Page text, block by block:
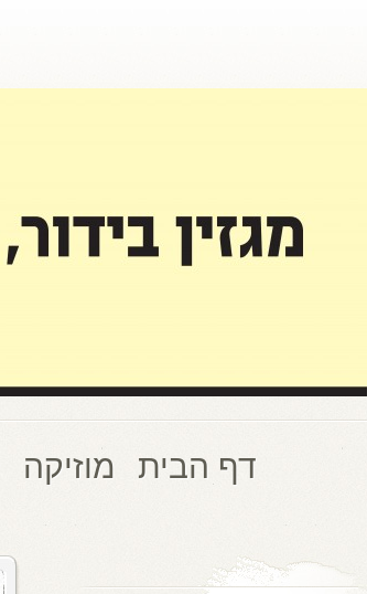
דף הבית מוזיקה